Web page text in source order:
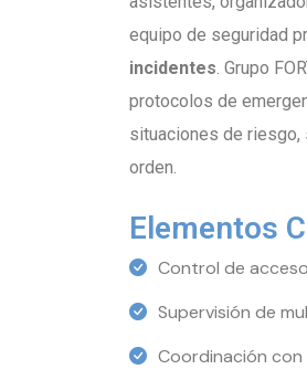
equipo de seguridad
incidentes. Grupo
protocolos de
situaciones de riesgo,
orden.
Elementos
Control de
Supervisión de
Coordinación